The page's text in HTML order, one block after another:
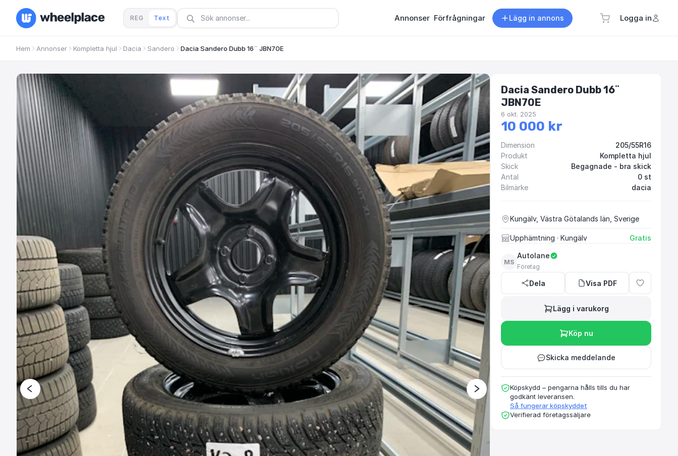
REG Text Annonser Förfrågningar Lägg in annons Logga in
Hem Annonser Kompletta hjul Dacia Sandero Dacia Sandero Dubb 16¨ JBN70E
Dacia Sandero Dubb 16¨
JBN70E
6 okt. 2025
10 000 kr
Dimension
205/55R16
Produkt
Kompletta hjul
Skick
Begagnade - bra skick
Antal
0 st
Bilmärke
dacia
Kungälv, Västra Götalands län, Sverige
Upphämtning · Kungälv Gratis
MS
Autolane
Företag
Dela Visa PDF
Lägg i varukorg
Köp nu
Skicka meddelande
Köpskydd – pengarna hålls tills du har
godkänt leveransen.
Så fungerar köpskyddet
Verifierad företagssäljare